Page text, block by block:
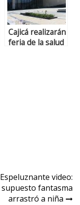
Cajicá realizarán
feria de la salud
Espeluznante video:
supuesto fantasma
arrastró a niña